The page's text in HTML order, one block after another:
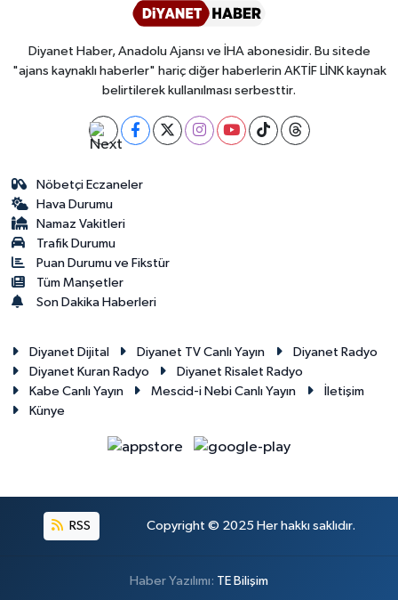
Diyanet Haber, Anadolu Ajansı ve İHA abonesidir. Bu sitede
"ajans kaynaklı haberler" hariç diğer haberlerin AKTİF LİNK kaynak
belirtilerek kullanılması serbesttir.
Nöbetçi Eczaneler
Hava Durumu
Namaz Vakitleri
Trafik Durumu
Puan Durumu ve Fikstür
Tüm Manşetler
Son Dakika Haberleri
Diyanet Dijital Diyanet TV Canlı Yayın
Diyanet Radyo
Diyanet Kuran Radyo
Diyanet Risalet Radyo
Kabe Canlı Yayın
Mescid-i Nebi Canlı Yayın
İletişim
Künye
RSS Copyright © 2025 Her hakkı saklıdır.
Haber Yazılımı: TE Bilişim